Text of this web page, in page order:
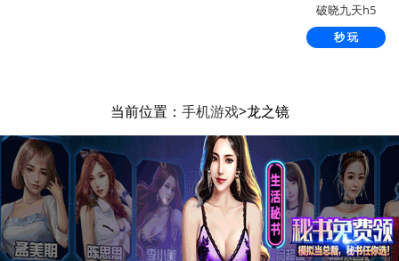
破晓九天h5
秒 玩
当前位置： 手机游戏>龙之镜